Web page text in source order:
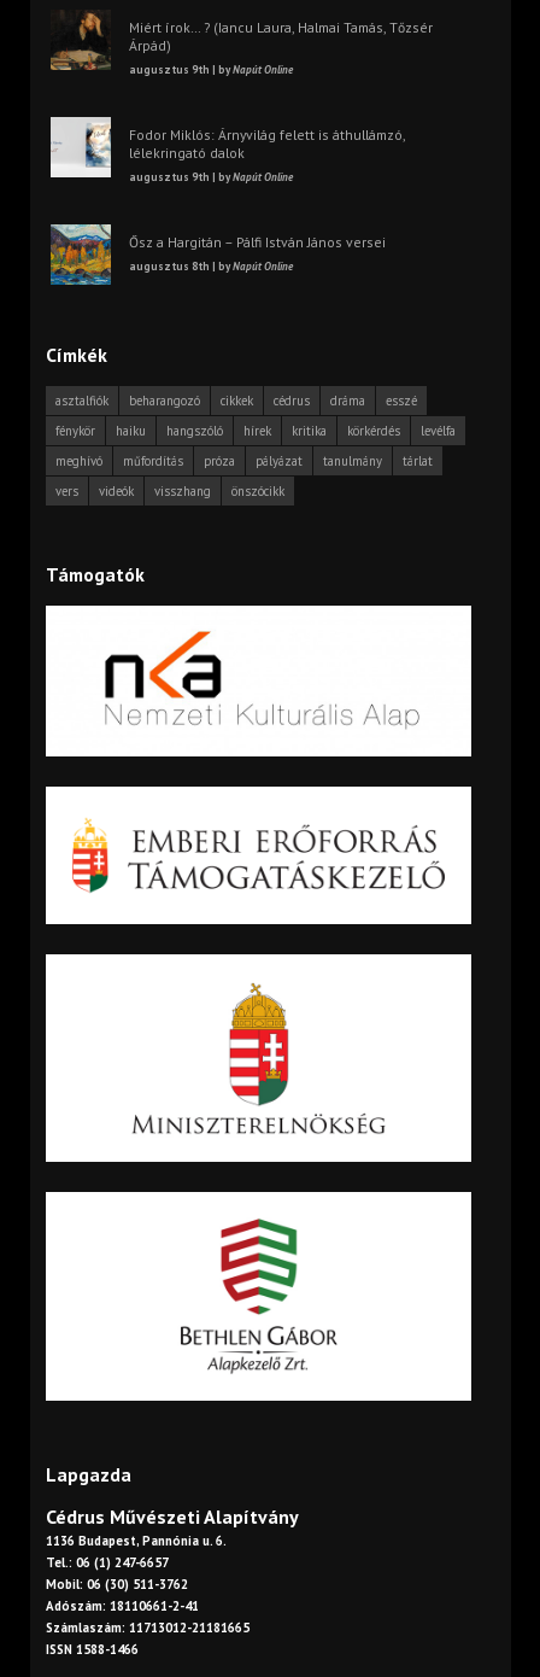
Miért írok… ? (Iancu Laura, Halmai Tamás, Tőzsér
Árpád)
augusztus 9th | byNapút Online
Fodor Miklós: Árnyvilág felett is áthullámzó,
lélekringató dalok
augusztus 9th | byNapút Online
Ősz a Hargitán – Pálfi István János versei
augusztus 8th | byNapút Online
Címkék
asztalfiók beharangozó cikkek cédrus dráma
esszé
fénykör
haiku hangszóló hírek kritika körkérdés
levélfa
meghívó
műfordítás próza pályázat tanulmány
tárlat
vers
videók visszhang önszócikk
Támogatók
Lapgazda
Cédrus Művészeti Alapítvány
1136 Budapest, Pannónia u. 6.
Tel.: 06 (1) 247-6657
Mobil: 06 (30) 511-3762
Adószám: 18110661-2-41
Számlaszám: 11713012-21181665
ISSN 1588-1466